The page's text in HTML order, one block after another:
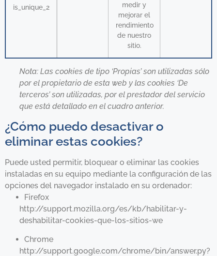
medir y
mejorar el
rendimiento
de nuestro
sitio.
is_unique_2
Nota: Las cookies de tipo ‘Propias’ son utilizadas sólo
por el propietario de esta web y las cookies ‘De
terceros’ son utilizadas, por el prestador del servicio
que está detallado en el cuadro anterior.
¿Cómo puedo desactivar o
eliminar estas cookies?
Puede usted permitir, bloquear o eliminar las cookies
instaladas en su equipo mediante la configuración de las
opciones del navegador instalado en su ordenador:
Firefox
http://support.mozilla.org/es/kb/habilitar-y-
deshabilitar-cookies-que-los-sitios-we
Chrome
http://support.google.com/chrome/bin/answer.py?